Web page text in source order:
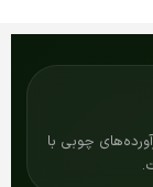
چوبی با